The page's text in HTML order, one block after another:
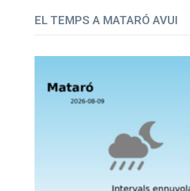
EL TEMPS A MATARÓ AVUI